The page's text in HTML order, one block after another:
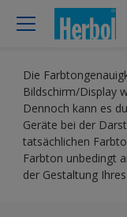
Die
Bildschirm/Display
Dennoch kann es
Geräte bei der
tatsächlichen
Farbton unbedingt
der Gestaltung